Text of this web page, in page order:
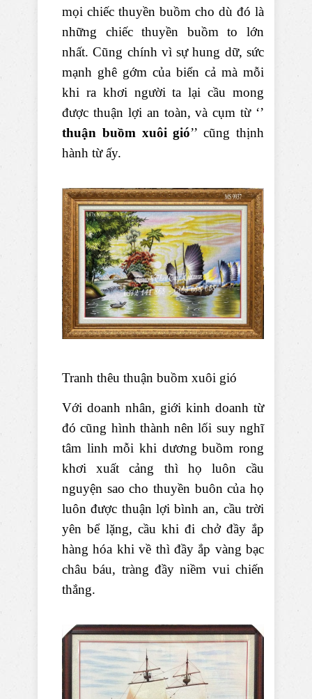
mọi chiếc thuyền buồm cho dù đó là
những chiếc thuyền buồm to lớn
nhất. Cũng chính vì sự hung dữ, sức
mạnh ghê gớm của biển cả mà mỗi
khi ra khơi người ta lại cầu mong
được thuận lợi an toàn, và cụm từ ‘’
thuận buồm xuôi gió’’ cũng thịnh
hành từ ấy.
Tranh thêu thuận buồm xuôi gió
Với doanh nhân, giới kinh doanh từ
đó cũng hình thành nên lối suy nghĩ
tâm linh mỗi khi dương buồm rong
khơi xuất cảng thì họ luôn cầu
nguyện sao cho thuyền buôn của họ
luôn được thuận lợi bình an, cầu trời
yên bể lặng, cầu khi đi chở đầy ắp
hàng hóa khi về thì đầy ắp vàng bạc
châu báu, tràng đầy niềm vui chiến
thắng.